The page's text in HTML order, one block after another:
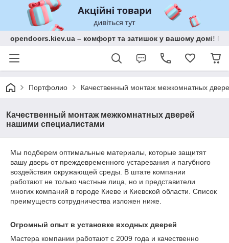
opendoors.kiev.ua – комфорт та затишок у вашому домі!
Портфолио Качественный монтаж межкомнатных
Качественный монтаж межкомнатных дверей
нашими специалистами
Мы подберем оптимальные материалы, которые защитят
вашу дверь от преждевременного устаревания и пагубного
воздействия окружающей среды. В штате компании
работают не только частные лица, но и представители
многих компаний в городе Киеве и Киевской области. Список
преимуществ сотрудничества изложен ниже.
Огромный опыт в установке входных дверей
Мастера компании работают с 2009 года и качественно